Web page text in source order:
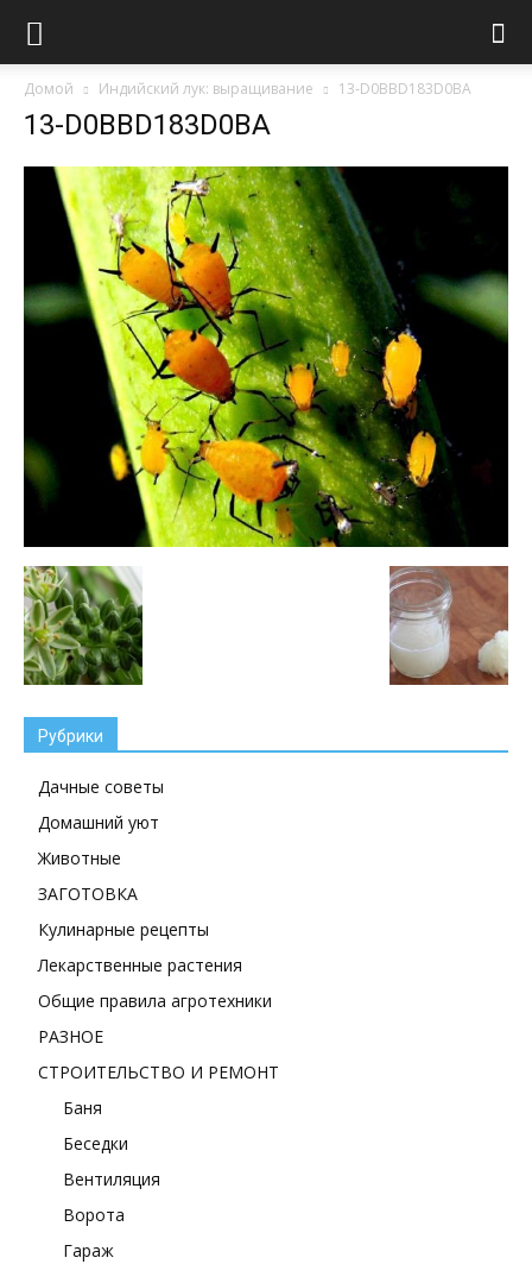
Домой Индийский лук: выращивание 13-D0BBD183D0BA
13-D0BBD183D0BA
Рубрики
Дачные советы
Домашний уют
Животные
ЗАГОТОВКА
Кулинарные рецепты
Лекарственные растения
Общие правила агротехники
РАЗНОЕ
СТРОИТЕЛЬСТВО И РЕМОНТ
Баня
Беседки
Вентиляция
Ворота
Гараж